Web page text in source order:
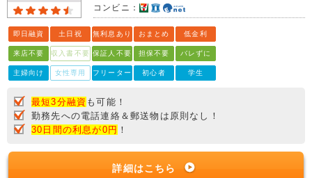
コンビニ：
即日融資 土日祝 無利息あり おまとめ 低金利
来店不要 収入書不要 保証人不要 担保不要 バレずに
主婦向け 女性専用 フリーター 初心者 学生
最短3分融資 も可能！
勤務先への電話連絡＆郵送物は原則なし！
30日間の利息が0円 ！
詳細はこちら